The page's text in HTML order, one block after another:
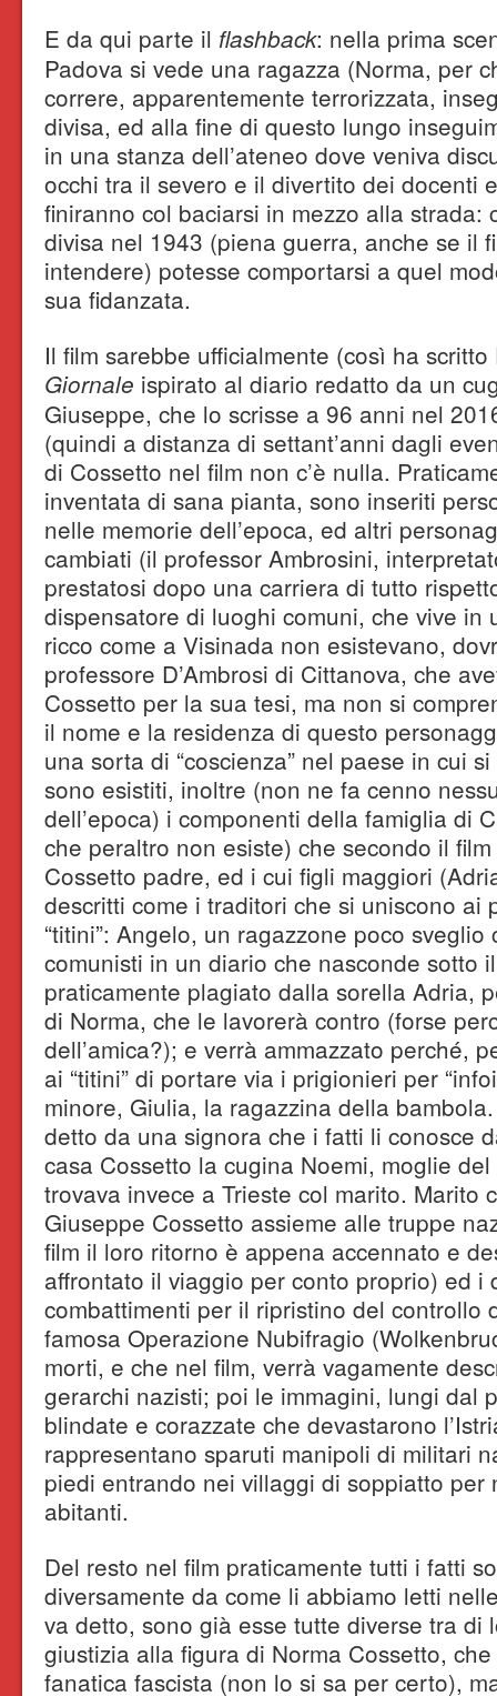
E da qui parte il flashback: nella prima
Padova si vede una ragazza (Norma, per
correre, apparentemente terrorizzata,
divisa, ed alla fine di questo lungo
in una stanza dell’ateneo dove veniva
occhi tra il severo e il divertito dei docenti
finiranno col baciarsi in mezzo alla strada:
divisa nel 1943 (piena guerra, anche se il
intendere) potesse comportarsi a quel
sua fidanzata.
Il film sarebbe ufficialmente (così ha
Giornale ispirato al diario redatto da un
Giuseppe, che lo scrisse a 96 anni nel
(quindi a distanza di settant’anni dagli
di Cossetto nel film non c’è nulla.
inventata di sana pianta, sono inseriti
nelle memorie dell’epoca, ed altri
cambiati (il professor Ambrosini,
prestatosi dopo una carriera di tutto
dispensatore di luoghi comuni, che vive in
ricco come a Visinada non esistevano,
professore D’Ambrosi di Cittanova, che
Cossetto per la sua tesi, ma non si
il nome e la residenza di questo
una sorta di “coscienza” nel paese in cui
sono esistiti, inoltre (non ne fa cenno
dell’epoca) i componenti della famiglia di
che peraltro non esiste) che secondo il
Cossetto padre, ed i cui figli maggiori
descritti come i traditori che si uniscono ai
“titini”: Angelo, un ragazzone poco sveglio
comunisti in un diario che nasconde sotto
praticamente plagiato dalla sorella Adria,
di Norma, che le lavorerà contro (forse
dell’amica?); e verrà ammazzato perché,
ai “titini” di portare via i prigionieri per
minore, Giulia, la ragazzina della
detto da una signora che i fatti li conosce
casa Cossetto la cugina Noemi, moglie
trovava invece a Trieste col marito. Marito
Giuseppe Cossetto assieme alle truppe
film il loro ritorno è appena accennato e
affrontato il viaggio per conto proprio) ed i
combattimenti per il ripristino del controllo
famosa Operazione Nubifragio
morti, e che nel film, verrà vagamente
gerarchi nazisti; poi le immagini, lungi dal
blindate e corazzate che devastarono
rappresentano sparuti manipoli di militari
piedi entrando nei villaggi di soppiatto per
abitanti.
Del resto nel film praticamente tutti i fatti
diversamente da come li abbiamo letti
va detto, sono già esse tutte diverse tra di
giustizia alla figura di Norma Cossetto,
fanatica fascista (non lo si sa per certo),